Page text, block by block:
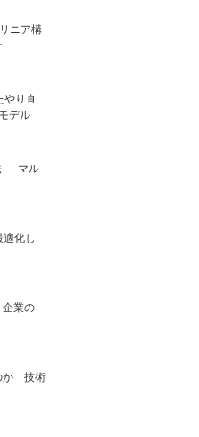
ニア構
やり直
デル
──マル
化し
企業の
か 技術